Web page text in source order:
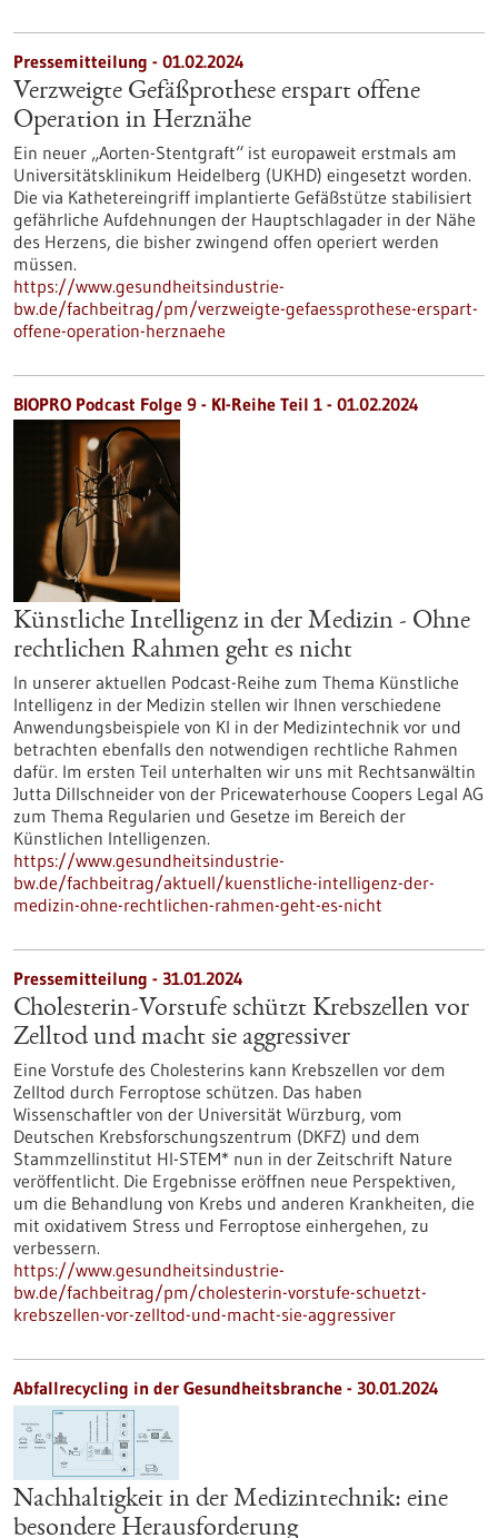
Pressemitteilung - 01.02.2024
Verzweigte Gefäßprothese erspart offene
Operation in Herznähe
Ein neuer „Aorten-Stentgraft“ ist europaweit erstmals am
Universitätsklinikum Heidelberg (UKHD) eingesetzt worden.
Die via Kathetereingriff implantierte Gefäßstütze stabilisiert
gefährliche Aufdehnungen der Hauptschlagader in der Nähe
des Herzens, die bisher zwingend offen operiert werden
müssen.
https://www.gesundheitsindustrie-
bw.de/fachbeitrag/pm/verzweigte-gefaessprothese-erspart-
offene-operation-herznaehe
BIOPRO Podcast Folge 9 - KI-Reihe Teil 1 - 01.02.2024
Künstliche Intelligenz in der Medizin - Ohne
rechtlichen Rahmen geht es nicht
In unserer aktuellen Podcast-Reihe zum Thema Künstliche
Intelligenz in der Medizin stellen wir Ihnen verschiedene
Anwendungsbeispiele von KI in der Medizintechnik vor und
betrachten ebenfalls den notwendigen rechtliche Rahmen
dafür. Im ersten Teil unterhalten wir uns mit Rechtsanwältin
Jutta Dillschneider von der Pricewaterhouse Coopers Legal AG
zum Thema Regularien und Gesetze im Bereich der
Künstlichen Intelligenzen.
https://www.gesundheitsindustrie-
bw.de/fachbeitrag/aktuell/kuenstliche-intelligenz-der-
medizin-ohne-rechtlichen-rahmen-geht-es-nicht
Pressemitteilung - 31.01.2024
Cholesterin-Vorstufe schützt Krebszellen vor
Zelltod und macht sie aggressiver
Eine Vorstufe des Cholesterins kann Krebszellen vor dem
Zelltod durch Ferroptose schützen. Das haben
Wissenschaftler von der Universität Würzburg, vom
Deutschen Krebsforschungszentrum (DKFZ) und dem
Stammzellinstitut HI-STEM* nun in der Zeitschrift Nature
veröffentlicht. Die Ergebnisse eröffnen neue Perspektiven,
um die Behandlung von Krebs und anderen Krankheiten, die
mit oxidativem Stress und Ferroptose einhergehen, zu
verbessern.
https://www.gesundheitsindustrie-
bw.de/fachbeitrag/pm/cholesterin-vorstufe-schuetzt-
krebszellen-vor-zelltod-und-macht-sie-aggressiver
Abfallrecycling in der Gesundheitsbranche - 30.01.2024
Nachhaltigkeit in der Medizintechnik: eine
besondere Herausforderung